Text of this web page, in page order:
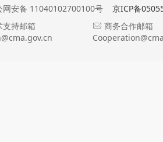
安备 11040102700100号
京ICP备
支持邮箱
商务合作邮箱